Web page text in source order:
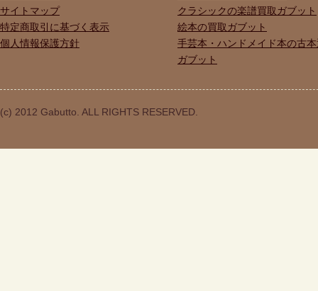
サイトマップ
特定商取引に基づく表示
個人情報保護方針
クラシックの楽譜買取ガブット
絵本の買取ガブット
手芸本・ハンドメイド本の古
ガブット
(c) 2012 Gabutto. ALL RIGHTS RESERVED.